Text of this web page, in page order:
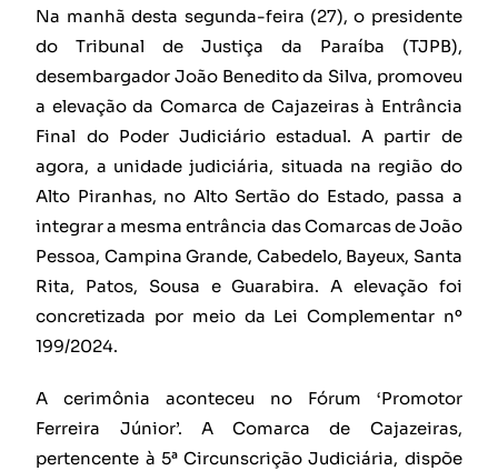
Na manhã desta segunda-feira (27), o presidente
do Tribunal de Justiça da Paraíba (TJPB),
desembargador João Benedito da Silva, promoveu
a elevação da Comarca de Cajazeiras à Entrância
Final do Poder Judiciário estadual. A partir de
agora, a unidade judiciária, situada na região do
Alto Piranhas, no Alto Sertão do Estado, passa a
integrar a mesma entrância das Comarcas de João
Pessoa, Campina Grande, Cabedelo, Bayeux, Santa
Rita, Patos, Sousa e Guarabira. A elevação foi
concretizada por meio da Lei Complementar nº
199/2024.
A cerimônia aconteceu no Fórum ‘Promotor
Ferreira Júnior’. A Comarca de Cajazeiras,
pertencente à 5ª Circunscrição Judiciária, dispõe